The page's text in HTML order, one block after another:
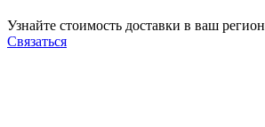
Узнайте стоимость доставки в ваш регион
Связаться